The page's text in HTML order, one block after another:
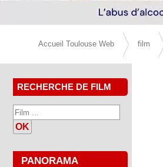
Accueil Toulouse Web film
RECHERCHE DE FILM
OK
PANORAMA